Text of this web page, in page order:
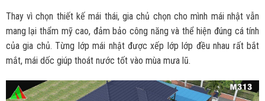
Thay vì chọn thiết kế mái thái, gia chủ chọn cho mình mái nhật vẫn
mang lại thẩm mỹ cao, đảm bảo công năng và thể hiện đúng cá tính
của gia chủ. Từng lớp mái nhật được xếp lớp lớp đều nhau rất bắt
mắt, mái dốc giúp thoát nước tốt vào mùa mưa lũ.